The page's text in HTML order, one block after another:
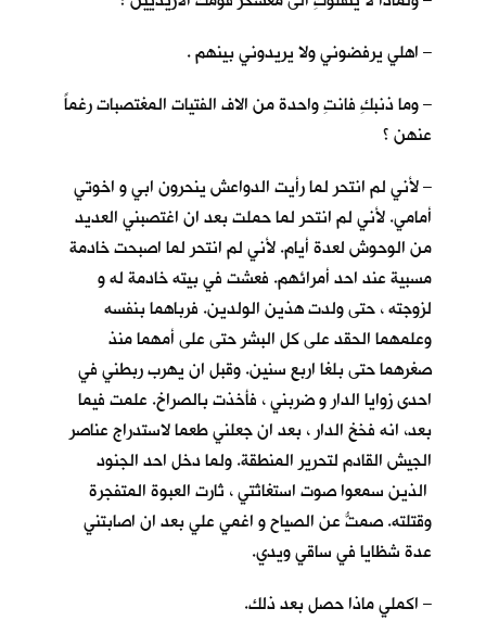
– اهلي يرفضوني ولا يريدوني بينهم .
– وما ذنبكِ فانتِ واحدة من الاف الفتيات المغتصبات رغماً
عنهن ؟
– لأني لم انتحر لما رأيت الدواعش ينحرون ابي و اخوتي
أمامي. لأني لم انتحر لما حملت بعد ان اغتصبني العديد
من الوحوش لعدة أيام. لأني لم انتحر لما اصبحت خادمة
مسبية عند احد أمرائهم. فعشت في بيته خادمة له و
لزوجته ، حتى ولدت هذين الولدين. فرباهما بنفسه
وعلمهما الحقد على كل البشر حتى على أمهما منذ
صغرهما حتى بلغا اربع سنين. وقبل ان يهرب ربطني في
احدى زوايا الدار و ضربني ، فأخذت بالصراخ. علمت فيما
بعد، انه فخخ الدار ، بعد ان جعلني طعما لاستدراج عناصر
الجيش القادم لتحرير المنطقة. ولما دخل احد الجنود
الذين سمعوا صوت استغاثتي ، ثارت العبوة المتفجرة
وقتلته. صمتُّ عن الصياح و اغمي علي بعد ان اصابتني
عدة شظايا في ساقي ويدي.
– اكملي ماذا حصل بعد ذلك.